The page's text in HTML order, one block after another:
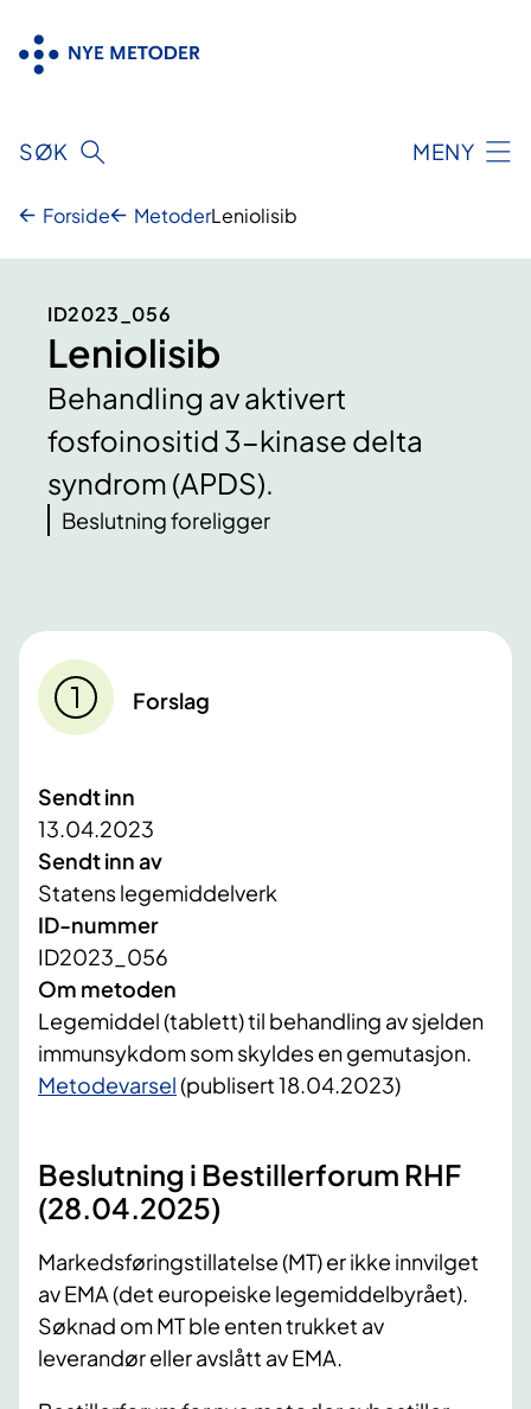
innhold
SØK MENY
Forside MetoderLeniolisib
ID2023_056
Leniolisib
Behandling av aktivert
fosfoinositid 3-kinase delta
syndrom (APDS).
Beslutning foreligger
Forslag
Sendt inn
13.04.2023
Sendt inn av
Statens legemiddelverk
ID-nummer
ID2023_056
Om metoden
Legemiddel (tablett) til behandling av sjelden
immunsykdom som skyldes en gemutasjon.
​Metodevarsel(publisert 18.04.2023)
Beslutning i Bestillerforum RHF
(28.04.2025)
Markedsføringstillatelse (MT) er ikke innvilget
av EMA (det europeiske legemiddelbyrået).
Søknad om MT ble enten trukket av
leverandør eller avslått av EMA.